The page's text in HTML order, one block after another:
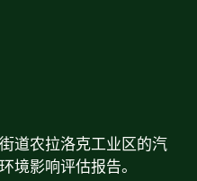
道农拉洛克工业区的汽
境影响评估报告。